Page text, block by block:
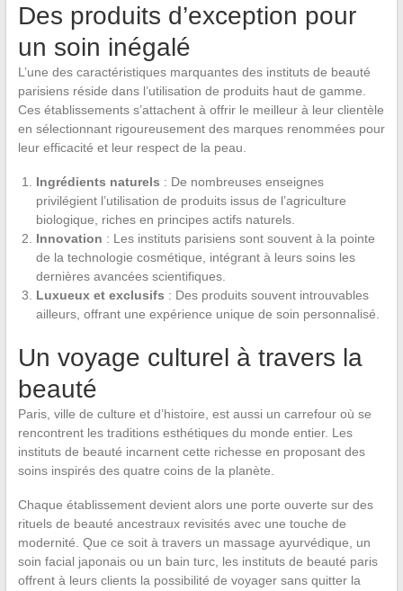
Des produits d’exception pour
un soin inégalé
L’une des caractéristiques marquantes des instituts de beauté
parisiens réside dans l’utilisation de produits haut de gamme.
Ces établissements s’attachent à offrir le meilleur à leur clientèle
en sélectionnant rigoureusement des marques renommées pour
leur efficacité et leur respect de la peau.
Ingrédients naturels : De nombreuses enseignes
privilégient l’utilisation de produits issus de l’agriculture
biologique, riches en principes actifs naturels.
Innovation : Les instituts parisiens sont souvent à la pointe
de la technologie cosmétique, intégrant à leurs soins les
dernières avancées scientifiques.
Luxueux et exclusifs : Des produits souvent introuvables
ailleurs, offrant une expérience unique de soin personnalisé.
Un voyage culturel à travers la
beauté
Paris, ville de culture et d’histoire, est aussi un carrefour où se
rencontrent les traditions esthétiques du monde entier. Les
instituts de beauté incarnent cette richesse en proposant des
soins inspirés des quatre coins de la planète.
Chaque établissement devient alors une porte ouverte sur des
rituels de beauté ancestraux revisités avec une touche de
modernité. Que ce soit à travers un massage ayurvédique, un
soin facial japonais ou un bain turc, les instituts de beauté paris
offrent à leurs clients la possibilité de voyager sans quitter la